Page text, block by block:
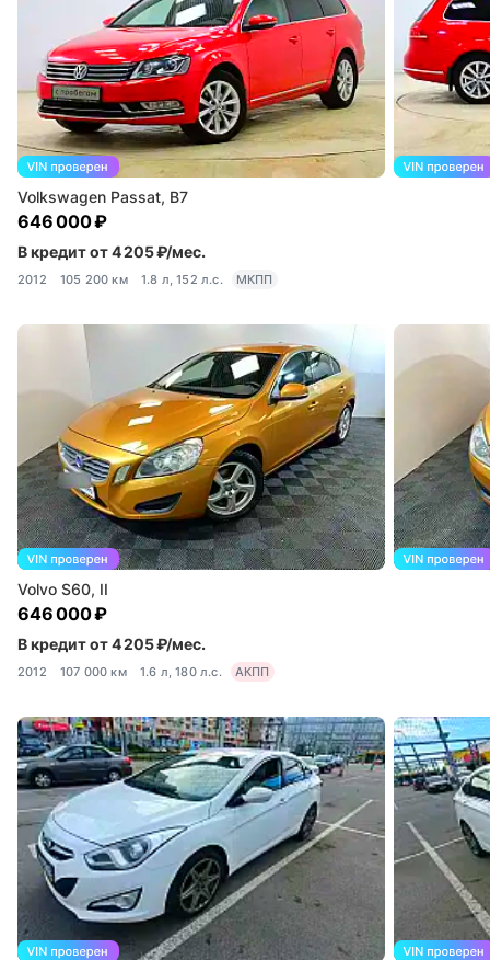
Volkswagen Passat, B7
646 000 ₽
В кредит от 4 205 ₽/мес.
2012 105 200 км 1.8 л, 152 л.с. МКПП
Volvo S60, II
646 000 ₽
В кредит от 4 205 ₽/мес.
2012 107 000 км 1.6 л, 180 л.с. АКПП